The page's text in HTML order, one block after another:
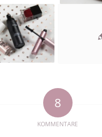
8
KOMMENTARE